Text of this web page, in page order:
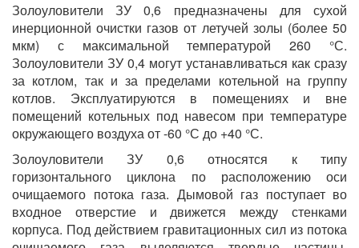
Золоуловители ЗУ 0,6 предназначены для сухой
инерционной очистки газов от летучей золы (более 50
мкм) с максимальной температурой 260 °С.
Золоуловители ЗУ 0,4 могут устанавливаться как сразу
за котлом, так и за пределами котельной на группу
котлов. Эксплуатируются в помещениях и вне
помещений котельных под навесом при температуре
окружающего воздуха от -60 °С до +40 °С.
Золоуловители ЗУ 0,6 относятся к типу
горизонтального циклона по расположению оси
очищаемого потока газа. Дымовой газ поступает во
входное отверстие и движется между стенками
корпуса. Под действием гравитационных сил из потока